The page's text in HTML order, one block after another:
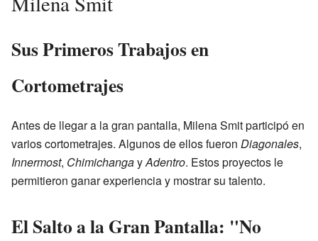
Sus Primeros Trabajos en
Cortometrajes
Antes de llegar a la gran pantalla, Milena Smit participó en
varios cortometrajes. Algunos de ellos fueron Diagonales,
Innermost, ChimichangayAdentro. Estos proyectos le
permitieron ganar experiencia y mostrar su talento.
El Salto a la Gran Pantalla: "No